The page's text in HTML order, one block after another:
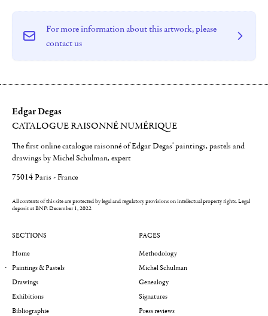
For more information about this artwork, please
contact us
Edgar Degas
CATALOGUE RAISONNÉ NUMÉRIQUE
The first online catalogue raisonné of Edgar Degas' paintings, pastels and
drawings by Michel Schulman, expert
75014 Paris - France
All contents of this site are protected by legal and regulatory provisions on intellectual property rights.Legal
deposit at BNF: December 1, 2022
SECTIONS
Home
Paintings & Pastels
Drawings
Exhibitions
Bibliographie
PAGES
Methodology
Michel Schulman
Genealogy
Signatures
Press reviews